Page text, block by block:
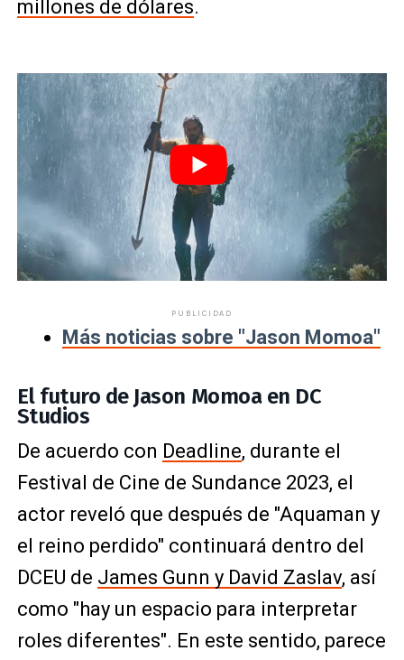
millones de dólares.
PUBLICIDAD
Más noticias sobre "Jason Momoa"
El futuro de Jason Momoa en DC
Studios
De acuerdo con Deadline, durante el
Festival de Cine de Sundance 2023, el
actor reveló que después de "Aquaman y
el reino perdido" continuará dentro del
DCEU de James Gunn y David Zaslav, así
como "hay un espacio para interpretar
roles diferentes". En este sentido, parece